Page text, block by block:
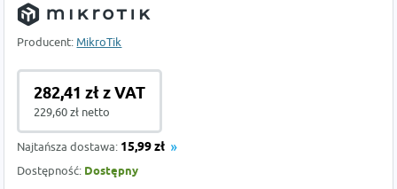
Producent: MikroTik
282,41 zł z VAT
229,60 zł netto
Najtańsza dostawa: 15,99 zł
Dostępność: Dostępny